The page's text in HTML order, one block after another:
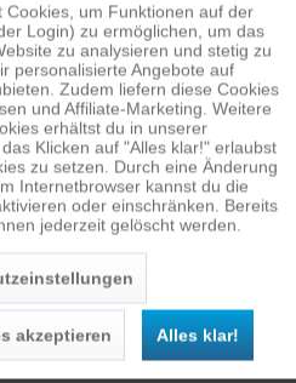
Aktiv
Inaktiv
Inaktiv
Inaktiv
Cookies, um Funktionen auf der
Login) zu ermöglichen, um das
zu analysieren und stetig zu
personalisierte Angebote auf
Zudem liefern diese Cookies
und Affiliate-Marketing. Weitere
erhältst du in unserer
Klicken auf "Alles klar!" erlaubst
zu setzen. Durch eine Änderung
Internetbrowser kannst du die
oder einschränken. Bereits
jederzeit gelöscht werden.
akzeptieren Alles klar!